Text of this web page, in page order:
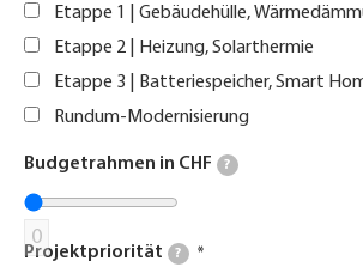
Etappe 1 | Gebäudehülle,
Etappe 2 | Heizung, Solarthermie
Etappe 3 | Batteriespeicher, Smart
Rundum-Modernisierung
Budgetrahmen in CHF ?
0
Projektpriorität ?